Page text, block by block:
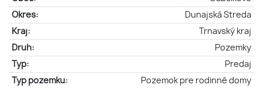
Okres:
Dunajská Streda
Kraj:
Trnavský kraj
Druh:
Pozemky
Typ:
Predaj
Typ pozemku:
Pozemok pre rodinné domy